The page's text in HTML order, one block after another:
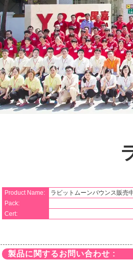
Product Name: ラビットムーンバウンス販売
Pack:
Cert:
製品に関するお問い合わせ :